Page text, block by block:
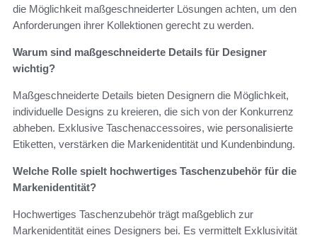
die Möglichkeit maßgeschneiderter Lösungen achten, um den
Anforderungen ihrer Kollektionen gerecht zu werden.
Warum sind maßgeschneiderte Details für Designer
wichtig?
Maßgeschneiderte Details bieten Designern die Möglichkeit,
individuelle Designs zu kreieren, die sich von der Konkurrenz
abheben. Exklusive Taschenaccessoires, wie personalisierte
Etiketten, verstärken die Markenidentität und Kundenbindung.
Welche Rolle spielt hochwertiges Taschenzubehör für die
Markenidentität?
Hochwertiges Taschenzubehör trägt maßgeblich zur
Markenidentität eines Designers bei. Es vermittelt Exklusivität